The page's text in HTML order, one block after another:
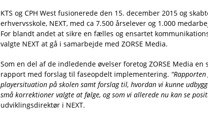
KTS og CPH West fusionerede den 15. december 2015 og
erhvervsskole, NEXT, med ca 7.500 årselever og 1.000
For blandt andet at sikre en fælles og ensartet
valgte NEXT at gå i samarbejde med ZORSE Media.
Som en del af de indledende øvelser foretog ZORSE Media
rapport med forslag til faseopdelt implementering.
playersituation på skolen samt forslag til, hvordan vi kunne
små korrektioner valgte at følge, og som vi allerede nu kan se
udviklingsdirektør i NEXT.